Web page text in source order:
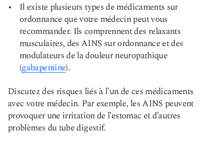
Il existe plusieurs types de médicaments sur
ordonnance que votre médecin peut vous
recommander. Ils comprennent des relaxants
musculaires, des AINS sur ordonnance et des
modulateurs de la douleur neuropathique
(gabapentine).
Discutez des risques liés à l’un de ces médicaments
avec votre médecin. Par exemple, les AINS peuvent
provoquer une irritation de l’estomac et d’autres
problèmes du tube digestif.